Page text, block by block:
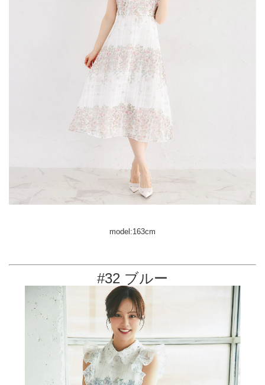
model:163cm
#32 ブルー